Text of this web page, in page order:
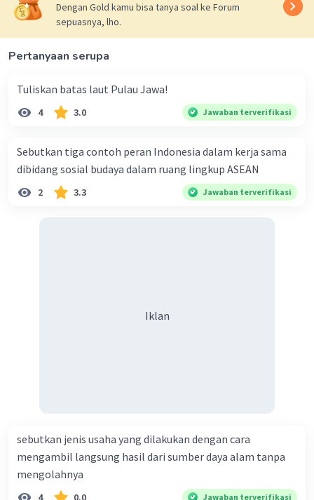
Dengan Gold kamu bisa tanya soal ke Forum
sepuasnya, lho.
Pertanyaan serupa
Tuliskan batas laut Pulau Jawa!
4 3.0 Jawaban terverifikasi
Sebutkan tiga contoh peran Indonesia dalam kerja sama
dibidang sosial budaya dalam ruang lingkup ASEAN
2 3.3 Jawaban terverifikasi
Iklan
sebutkan jenis usaha yang dilakukan dengan cara
mengambil langsung hasil dari sumber daya alam tanpa
mengolahnya
4 0.0 Jawaban terverifikasi